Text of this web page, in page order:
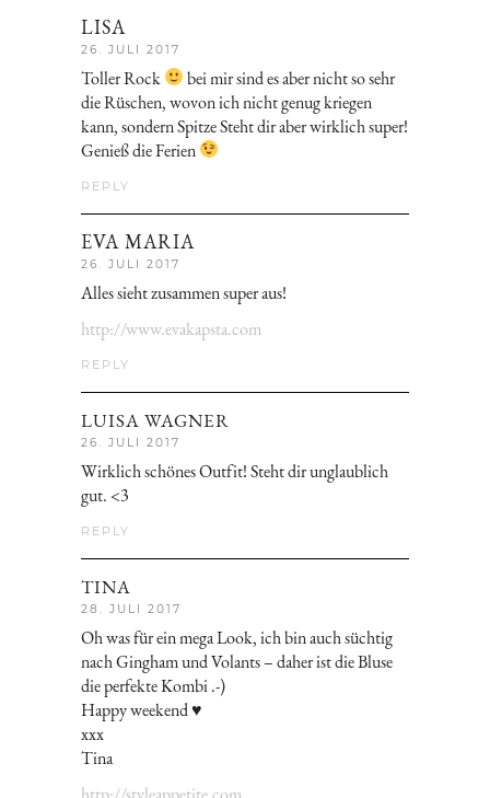
LISA
26. JULI 2017
Toller Rock
bei mir sind es aber nicht so sehr
die Rüschen, wovon ich nicht genug kriegen
kann, sondern Spitze Steht dir aber wirklich super!
Genieß die Ferien
REPLY
EVA MARIA
26. JULI 2017
Alles sieht zusammen super aus!
http://www.evakapsta.com
REPLY
LUISA WAGNER
26. JULI 2017
Wirklich schönes Outfit! Steht dir unglaublich
gut. <3
REPLY
TINA
28. JULI 2017
Oh was für ein mega Look, ich bin auch süchtig
nach Gingham und Volants – daher ist die Bluse
die perfekte Kombi .-)
Happy weekend ♥
xxx
Tina